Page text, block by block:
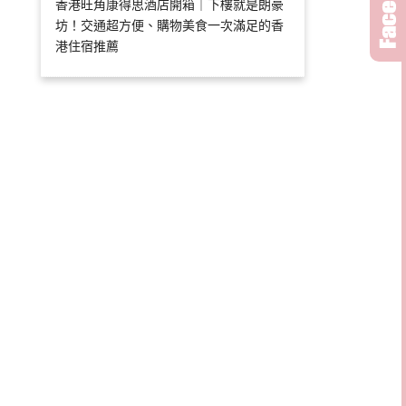
香港旺角康得思酒店開箱｜下樓就是朗豪
坊！交通超方便、購物美食一次滿足的香
港住宿推薦